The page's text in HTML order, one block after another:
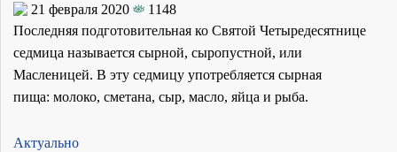
21 февраля 2020
1148
Последняя подготовительная ко Святой Четыредесятнице
седмица называется сырной, сыропустной, или
Масленицей. В эту седмицу употребляется сырная
пища: молоко, сметана, сыр, масло, яйца и рыба.
Актуально